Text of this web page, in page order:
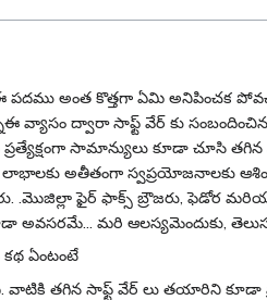
ఈ పదము అంత కొత్తగా ఏమి
వ్యాసం ద్వారా సాఫ్ట్ వేర్ కు
సామాన్యులు కూడా చూసి
అతీతంగా స్వప్రయోజనాలకు
.మొజిల్లా ఫైర్ ఫాక్స్ బ్రౌజరు, ఫెడోర
అవసరమే... మరి ఆలస్యమెందుకు,
ఏంటంటే
వాటికి తగిన సాఫ్ట్ వేర్ లు తయారిని